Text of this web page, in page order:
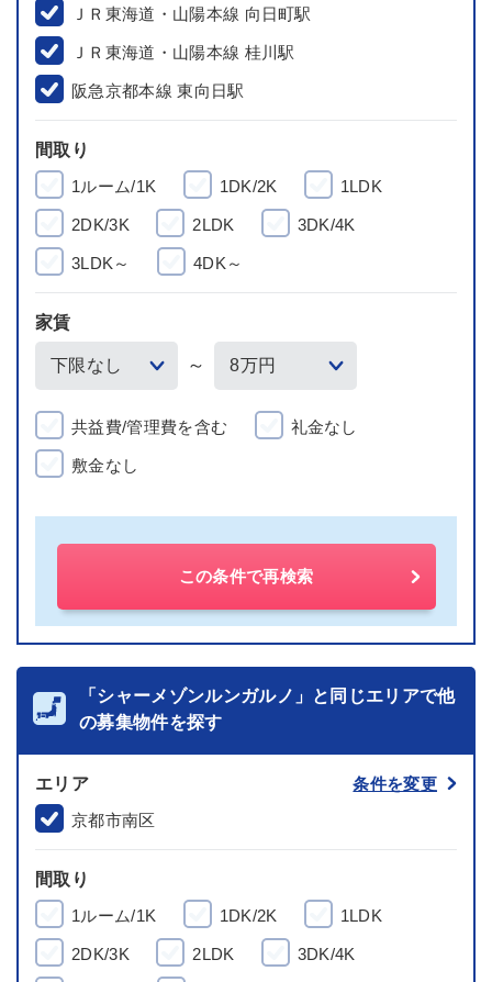
ＪＲ東海道・山陽本線 向日町駅
ＪＲ東海道・山陽本線 桂川駅
阪急京都本線 東向日駅
間取り
1ルーム/1K
1DK/2K 1LDK
2DK/3K 2LDK 3DK/4K
3LDK～ 4DK～
家賃
～
共益費/管理費を含む 礼金なし
敷金なし
この条件で再検索
「シャーメゾンルンガルノ」と同じエリアで他
の募集物件を探す
エリア
条件を変更
京都市南区
間取り
1ルーム/1K
1DK/2K 1LDK
2DK/3K 2LDK 3DK/4K